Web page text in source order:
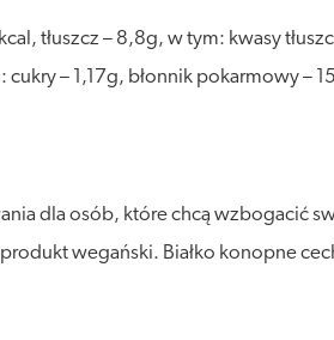
tłuszcz – 8,8g, w tym: kwasy
– 1,17g, błonnik pokarmowy –
dla osób, które chcą wzbogacić
wegański. Białko konopne